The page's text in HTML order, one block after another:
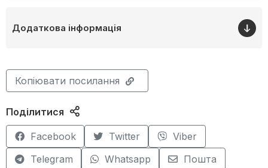
Додаткова інформація
Копіювати посилання
Поділитися
Facebook Twitter
Viber
Telegram
Whatsapp Пошта